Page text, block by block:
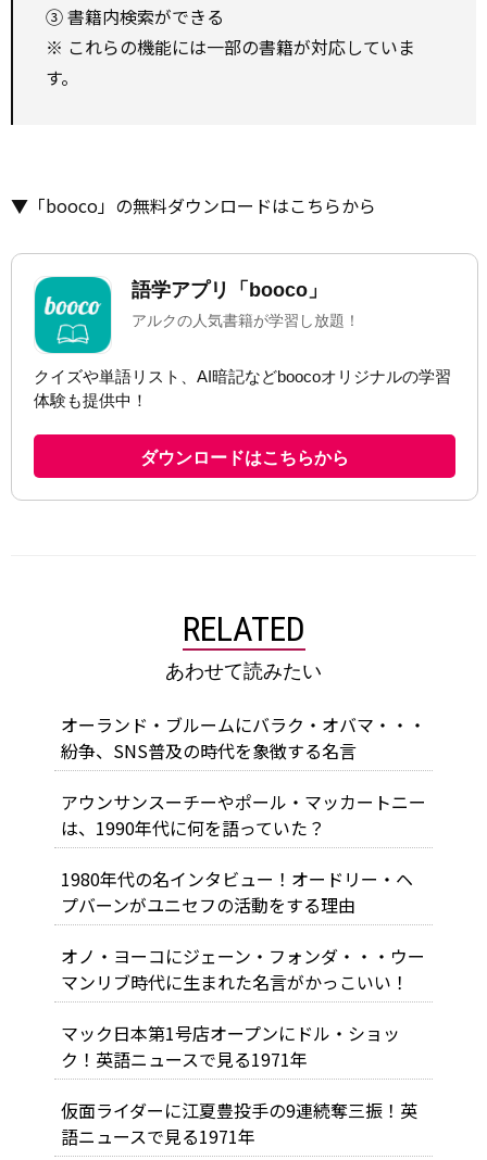
③ 書籍内検索ができる
※ これらの機能には一部の書籍が対応していま
す。
▼「booco」の無料ダウンロードはこちらから
RELATED
あわせて読みたい
オーランド・ブルームにバラク・オバマ・・・
紛争、SNS普及の時代を象徴する名言
アウンサンスーチーやポール・マッカートニー
は、1990年代に何を語っていた？
1980年代の名インタビュー！オードリー・ヘ
プバーンがユニセフの活動をする理由
オノ・ヨーコにジェーン・フォンダ・・・ウー
マンリブ時代に生まれた名言がかっこいい！
マック日本第1号店オープンにドル・ショッ
ク！英語ニュースで見る1971年
仮面ライダーに江夏豊投手の9連続奪三振！英
語ニュースで見る1971年